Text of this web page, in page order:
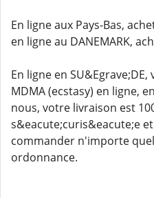
En ligne aux Pays-Bas,
en ligne au DANEMARK,
En ligne en
MDMA (ecstasy) en ligne,
nous, votre livraison est
s&eacute;curis&eacute;e
commander n'importe
ordonnance.